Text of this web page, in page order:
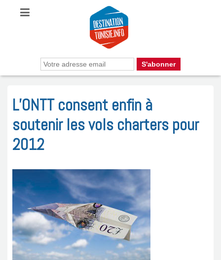
L’ONTT consent enfin à
soutenir les vols charters pour
2012